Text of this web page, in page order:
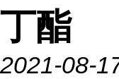
丁酯
2021-08-